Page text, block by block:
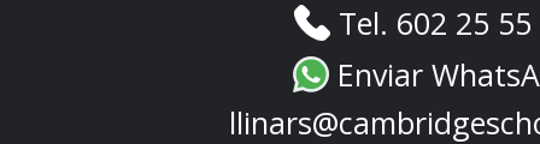
Tel. 602 25
Enviar